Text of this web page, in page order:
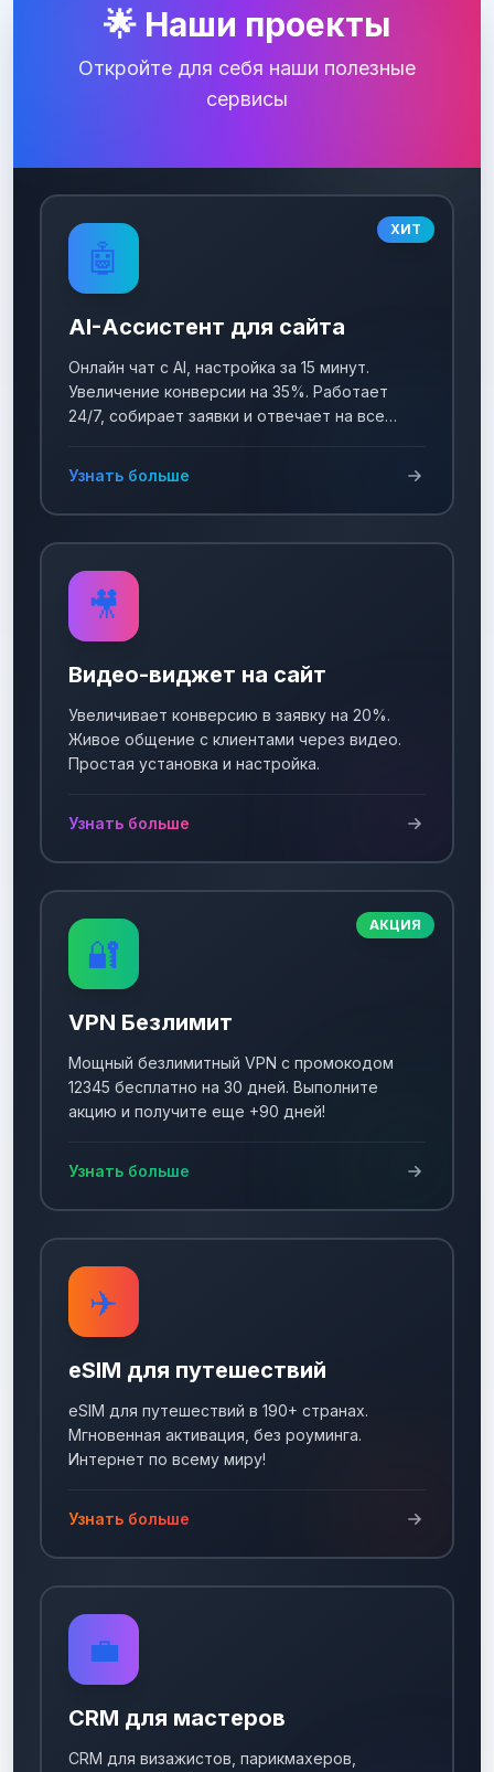
🌟 Наши проекты
Откройте для себя наши полезные
сервисы
ХИТ
🤖
AI-Ассистент для сайта
Онлайн чат с AI, настройка за 15 минут.
Увеличение конверсии на 35%. Работает
24/7, собирает заявки и отвечает на все
Узнать больше
🎥
Видео-виджет на сайт
Увеличивает конверсию в заявку на 20%.
Живое общение с клиентами через видео.
Простая установка и настройка.
Узнать больше
АКЦИЯ
🔐
VPN Безлимит
Мощный безлимитный VPN с промокодом
12345 бесплатно на 30 дней. Выполните
акцию и получите еще +90 дней!
Узнать больше
✈️
eSIM для путешествий
eSIM для путешествий в 190+ странах.
Мгновенная активация, без роуминга.
Интернет по всему миру!
Узнать больше
💼
CRM для мастеров
CRM для визажистов, парикмахеров,